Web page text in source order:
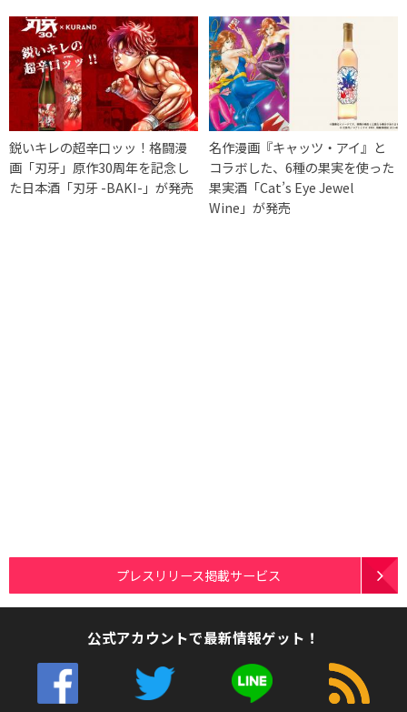
鋭いキレの超辛口ッッ！格闘漫
画「刃牙」原作30周年を記念し
た日本酒「刃牙 -BAKI-」が発売
名作漫画『キャッツ・アイ』と
コラボした、6種の果実を使った
果実酒「Cat’s Eye Jewel
Wine」が発売
プレスリリース掲載サービス
公式アカウントで最新情報ゲット！